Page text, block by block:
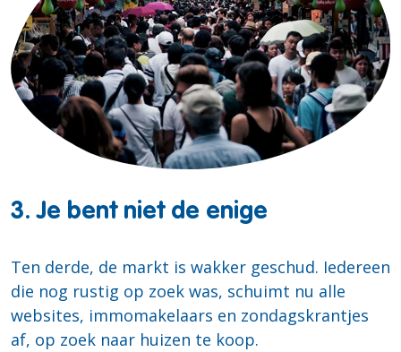
3. Je bent niet de enige
Ten derde, de markt is wakker geschud. Iedereen
die nog rustig op zoek was, schuimt nu alle
websites, immomakelaars en zondagskrantjes
af, op zoek naar huizen te koop.